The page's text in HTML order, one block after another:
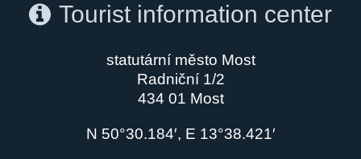
Tourist information center
statutární město Most
Radniční 1/2
434 01 Most
N 50°30.184′, E 13°38.421′